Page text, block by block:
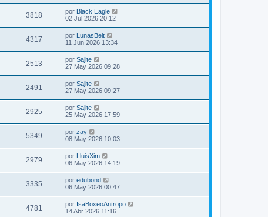
3818 por Black Eagle
02 Jul 2026 20:12
4317 por LunasBelt
11 Jun 2026 13:34
2513 por Sajite
27 May 2026 09:28
2491 por Sajite
27 May 2026 09:27
2925 por Sajite
25 May 2026 17:59
5349 por zay
08 May 2026 10:03
2979 por LluisXim
06 May 2026 14:19
3335 por edubond
06 May 2026 00:47
4781 por IsaBoxeoAntropo
14 Abr 2026 11:16